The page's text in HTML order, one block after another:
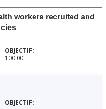
workers recruited and
100.00